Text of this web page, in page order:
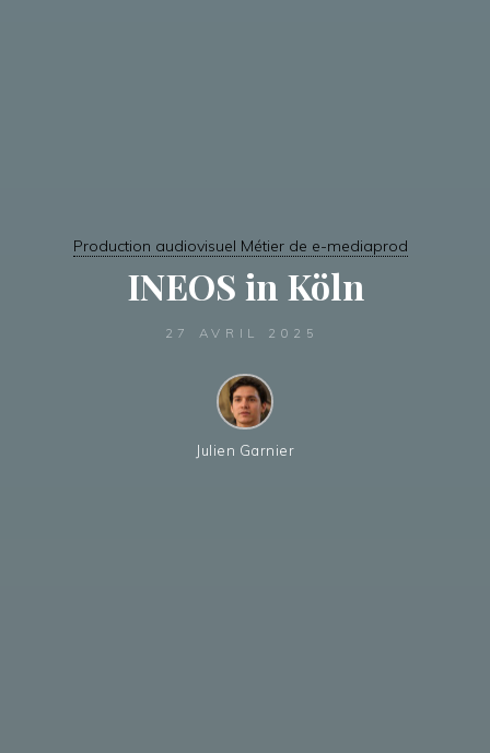
Production audiovisuel Métier de e-mediaprod
INEOS in Köln
27 AVRIL 2025
Julien Garnier